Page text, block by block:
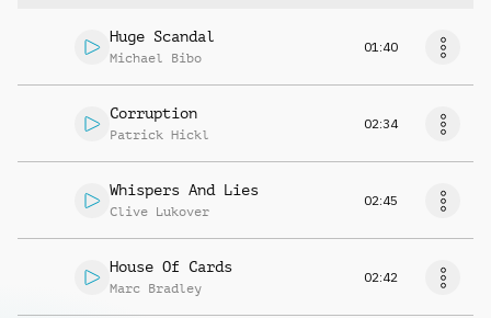
Huge Scandal
Michael Bibo
01:40
Corruption
Patrick Hickl
02:34
Whispers And Lies
Clive Lukover
02:45
House Of Cards
Marc Bradley
02:42